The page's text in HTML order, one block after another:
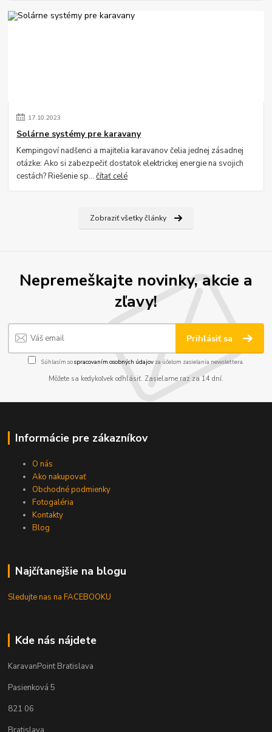
17.10.2023
Solárne systémy pre karavany
Kempingoví nadšenci a majitelia karavanov čelia jednej zásadnej
otázke: Ako si zabezpečiť dostatok elektrickej energie na svojich
cestách? Riešenie sp...čítať celé
Zobraziť všetky články
Nepremeškajte novinky, akcie a
zľavy!
Prihlásiť sa
Súhlasím sospracovaním osobných údajov za účelom zasielania newslettera.
Môžete sa kedykoľvek odhlásiť. Zasielame raz za 14 dní.
Informácie pre zákazníkov
O nás
Ako nakupovať
Obchodné podmienky
Fotogaléria
Kontakty
Blog
Najčítanejšie na blogu
Sledujte nas na FACEBOOKU
Kde nás nájdete
KaravanPoint Bratislava
Pasienková 5
821 06